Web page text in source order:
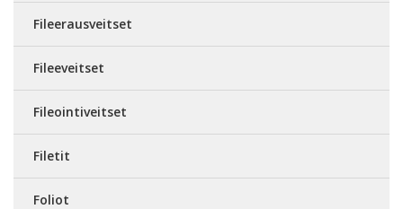
Fileerausveitset
Fileeveitset
Fileointiveitset
Filetit
Foliot